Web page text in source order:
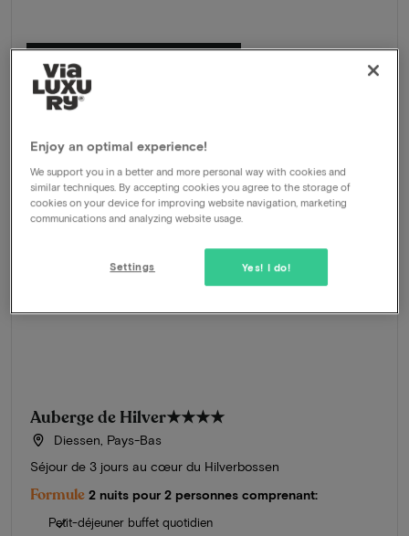
Réservez dès maintenant
Auberge de Hilver★★★★
Diessen, Pays-Bas
Séjour de 3 jours au cœur du Hilverbossen
Formule 2 nuits pour 2 personnes comprenant:
Petit-déjeuner buffet quotidien
Enjoy an optimal experience!
We support you in a better and more personal way with cookies and
similar techniques. By accepting cookies you agree to the storage of
cookies on your device for improving website navigation, marketing
communications and analyzing website usage.
Yes! I do!
Settings